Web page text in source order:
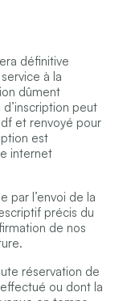
définitive
à la
dûment
peut
et renvoyé pour
est
internet
par l’envoi de la
précis du
de nos
réservation de
ou dont la